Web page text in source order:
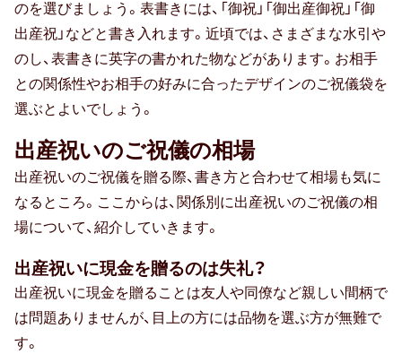
のを選びましょう。表書きには、「御祝」「御出産御祝」「御
出産祝」などと書き入れます。近頃では、さまざまな水引や
のし、表書きに英字の書かれた物などがあります。お相手
との関係性やお相手の好みに合ったデザインのご祝儀袋を
選ぶとよいでしょう。
出産祝いのご祝儀の相場
出産祝いのご祝儀を贈る際、書き方と合わせて相場も気に
なるところ。ここからは、関係別に出産祝いのご祝儀の相
場について、紹介していきます。
出産祝いに現金を贈るのは失礼？
出産祝いに現金を贈ることは友人や同僚など親しい間柄で
は問題ありませんが、目上の方には品物を選ぶ方が無難で
す。